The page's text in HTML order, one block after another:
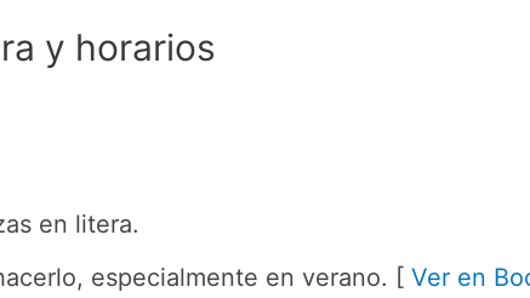
y horarios
en litera.
especialmente en verano. [ Ver en